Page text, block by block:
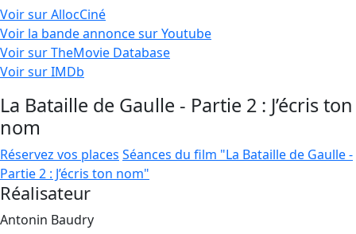
Voir sur AllocCiné
Voir la bande annonce sur Youtube
Voir sur TheMovie Database
Voir sur IMDb
La Bataille de Gaulle - Partie 2 : J’écris ton
nom
Réservez vos places Séances du film "La Bataille de Gaulle -
Partie 2 : J’écris ton nom"
Réalisateur
Antonin Baudry